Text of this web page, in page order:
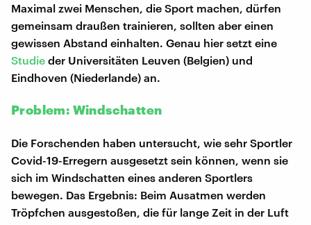
Maximal zwei Menschen, die Sport machen, dürfen
gemeinsam draußen trainieren, sollten aber einen
gewissen Abstand einhalten. Genau hier setzt eine
Studie der Universitäten Leuven (Belgien) und
Eindhoven (Niederlande) an.
Problem: Windschatten
Die Forschenden haben untersucht, wie sehr Sportler
Covid-19-Erregern ausgesetzt sein können, wenn sie
sich im Windschatten eines anderen Sportlers
bewegen. Das Ergebnis: Beim Ausatmen werden
Tröpfchen ausgestoßen, die für lange Zeit in der Luft